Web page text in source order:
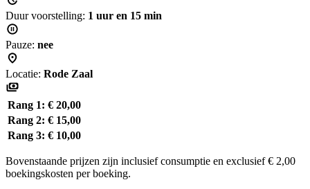
Duur voorstelling: 1 uur en 15 min
Pauze: nee
Locatie: Rode Zaal
Rang 1: € 20,00
Rang 2: € 15,00
Rang 3: € 10,00
Bovenstaande prijzen zijn inclusief consumptie en exclusief € 2,00
boekingskosten per boeking.